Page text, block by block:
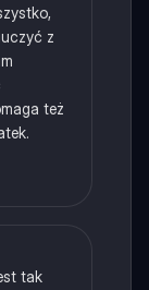
z
też
tak